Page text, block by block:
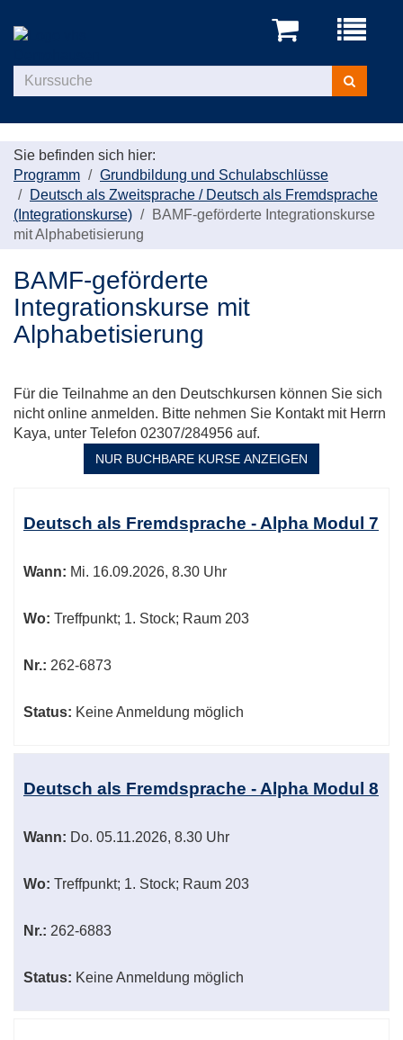
Menü
Kurse
suchen
Sie befinden sich hier:
Programm
Grundbildung und Schulabschlüsse
Deutsch als Zweitsprache / Deutsch als Fremdsprache
(Integrationskurse)
BAMF-geförderte Integrationskurse
mit Alphabetisierung
BAMF-geförderte
Integrationskurse mit
Alphabetisierung
Für die Teilnahme an den Deutschkursen können Sie sich
nicht online anmelden. Bitte nehmen Sie Kontakt mit Herrn
Kaya, unter Telefon 02307/284956 auf.
NUR BUCHBARE KURSE ANZEIGEN
Tabellenüberschriften
können
werden.
Deutsch als Fremdsprache - Alpha Modul 7
Wann: Mi. 16.09.2026, 8.30 Uhr
Wo: Treffpunkt; 1. Stock; Raum 203
Nr.: 262-6873
Status: Keine Anmeldung möglich
Deutsch als Fremdsprache - Alpha Modul 8
Wann: Do. 05.11.2026, 8.30 Uhr
Wo: Treffpunkt; 1. Stock; Raum 203
Nr.: 262-6883
Status: Keine Anmeldung möglich